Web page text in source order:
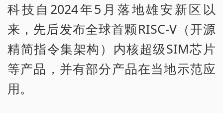
科技自2024年5月落地雄安新区以
来，先后发布全球首颗RISC-V（开源
精简指令集架构）内核超级SIM芯片
等产品，并有部分产品在当地示范应
用。